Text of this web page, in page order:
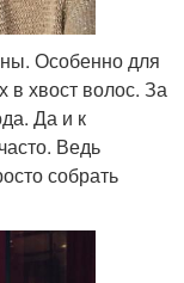
Особенно для
в хвост волос. За
Да и к
Ведь
собрать